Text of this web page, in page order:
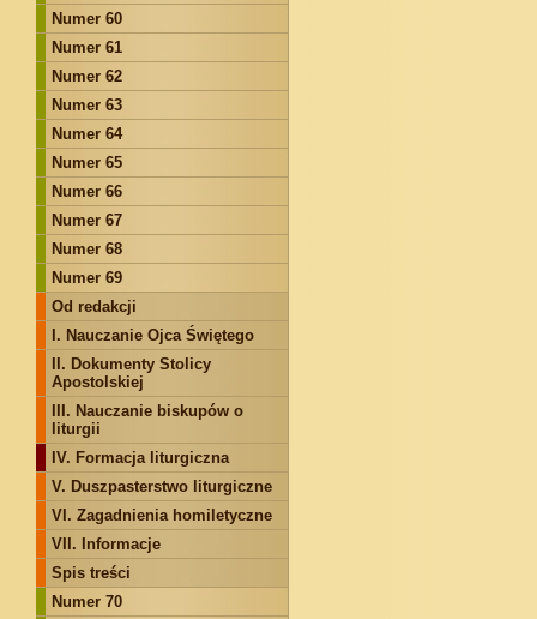
Numer 60
Numer 61
Numer 62
Numer 63
Numer 64
Numer 65
Numer 66
Numer 67
Numer 68
Numer 69
Od redakcji
I. Nauczanie Ojca Świętego
II. Dokumenty Stolicy
Apostolskiej
III. Nauczanie biskupów o
liturgii
IV. Formacja liturgiczna
V. Duszpasterstwo liturgiczne
VI. Zagadnienia homiletyczne
VII. Informacje
Spis treści
Numer 70